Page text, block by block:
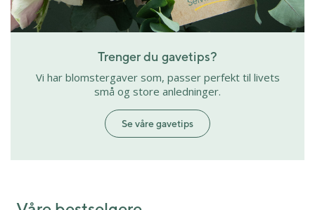
Trenger du gavetips?
Vi har blomstergaver som, passer perfekt til livets
små og store anledninger.
Se våre gavetips